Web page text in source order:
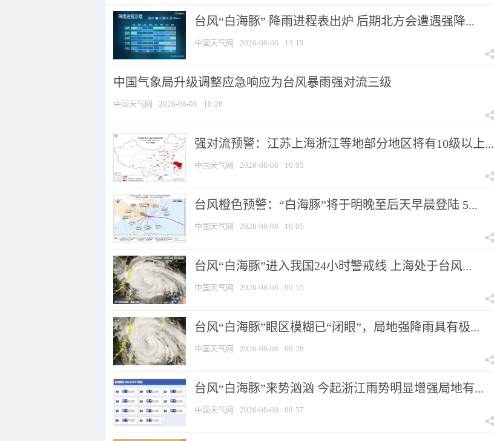
台风“白海豚” 降雨进程表出炉 后期北方会遭遇强降...
中国天气网 2026-08-08 13:19
中国气象局升级调整应急响应为台风暴雨强对流三级
中国天气网 2026-08-08 10:26
强对流预警：江苏上海浙江等地部分地区将有10级以上...
中国天气网 2026-08-08 10:05
台风橙色预警：“白海豚”将于明晚至后天早晨登陆 5...
中国天气网 2026-08-08 10:05
台风“白海豚”进入我国24小时警戒线 上海处于台风...
中国天气网 2026-08-08 09:55
台风“白海豚”眼区模糊已“闭眼”，局地强降雨具有极...
中国天气网 2026-08-08 09:28
台风“白海豚”来势汹汹 今起浙江雨势明显增强局地有...
中国天气网 2026-08-08 08:57